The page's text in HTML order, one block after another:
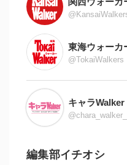
東海ウォーカ
@TokaiWalkers
キャラWalker
@chara_walker_
編集部イチオシ